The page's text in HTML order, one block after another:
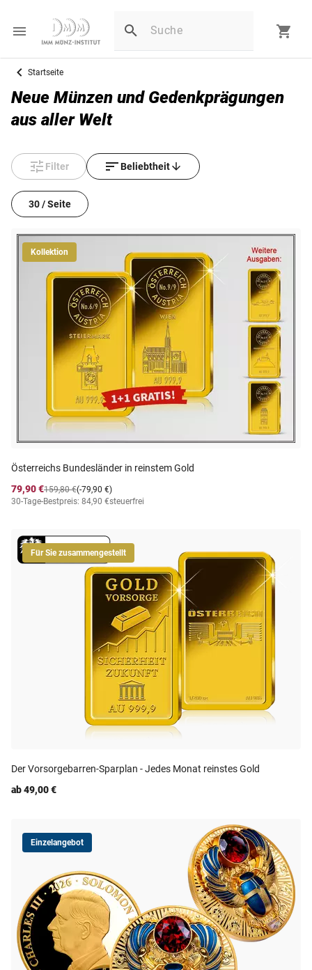
Startseite
Neue Münzen und Gedenkprägungen
aus aller Welt
Filter Beliebtheit
30 / Seite
Kollektion
Österreichs Bundesländer in reinstem Gold
79,90 €
(-79,90 €)
159,80 €
30-Tage-Bestpreis: 84,90 €steuerfrei
Für Sie zusammengestellt
Der Vorsorgebarren-Sparplan - Jedes Monat reinstes Gold
ab 49,00 €
Einzelangebot